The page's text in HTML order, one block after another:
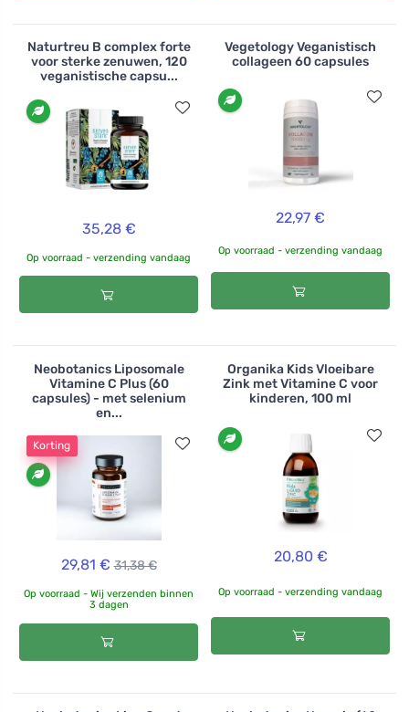
Naturtreu B complex forte
voor sterke zenuwen, 120
veganistische capsu...
35,28 €
Op voorraad - verzending vandaag
Vegetology Veganistisch
collageen 60 capsules
22,97 €
Op voorraad - verzending vandaag
Neobotanics Liposomale
Vitamine C Plus (60
capsules) - met selenium
en...
Korting
29,81 € 31,38 €
Op voorraad - Wij verzenden binnen
3 dagen
Organika Kids Vloeibare
Zink met Vitamine C voor
kinderen, 100 ml
20,80 €
Op voorraad - verzending vandaag